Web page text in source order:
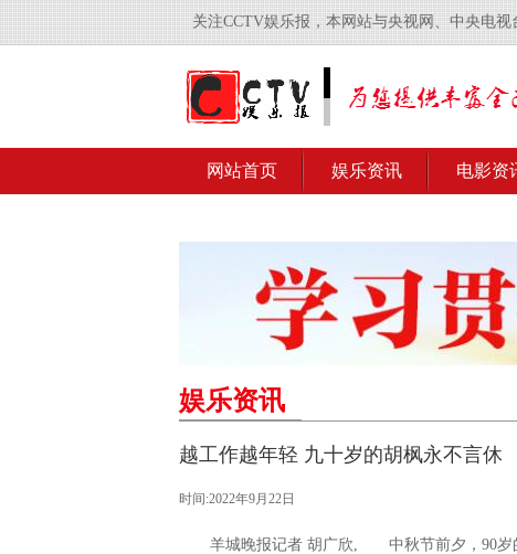
关注CCTV娱乐报，本网站与央视网、中央电视
网站首页 娱乐资讯 电影资
娱乐资讯
越工作越年轻 九十岁的胡枫永不言休
时间:2022年9月22日
羊城晚报记者 胡广欣, 中秋节前夕，90岁的